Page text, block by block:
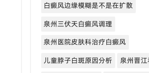
白癜风边缘模糊是不是在扩散
泉州三伏天白癜风调理
泉州医院皮肤科治疗白癜风
儿童脖子白斑原因分析
泉州晋